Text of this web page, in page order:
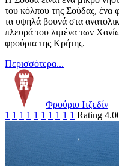
του κόλπου της Σούδας, ένα
τα υψηλά βουνά στα
πλευρά του λιμένα των
φρούρια της Κρήτης.
Περισσότερα...
Φρούριο Ιτζεδίν
1 1 1 1 1 1 1 1 1 1 Rating